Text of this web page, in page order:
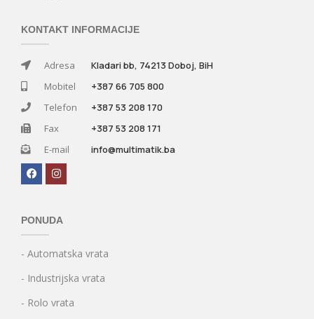
KONTAKT INFORMACIJE
Adresa
Kladari bb, 74213 Doboj, BiH
Mobitel
+387 66 705 800
Telefon
+387 53 208 170
Fax
+387 53 208 171
E-mail
info@multimatik.ba
PONUDA
- Automatska vrata
- Industrijska vrata
- Rolo vrata